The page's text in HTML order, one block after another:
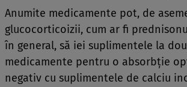
Anumite medicamente pot, de
glucocorticoizii, cum ar fi
în general, să iei suplimentele la
medicamente pentru o absorbție
negativ cu suplimentele de calciu